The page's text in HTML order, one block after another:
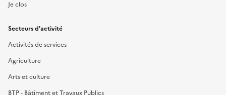
Je clos
Secteurs d'activité
Activités de services
Agriculture
Arts et culture
BTP - Bâtiment et Travaux Publics